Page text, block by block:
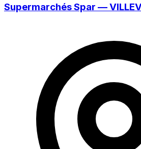
Supermarchés Spar —